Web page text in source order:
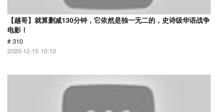
【越哥】就算删减130分钟，它依然是独一无二的，史诗级华语战争
电影！
# 310
2020-12-15 10:10